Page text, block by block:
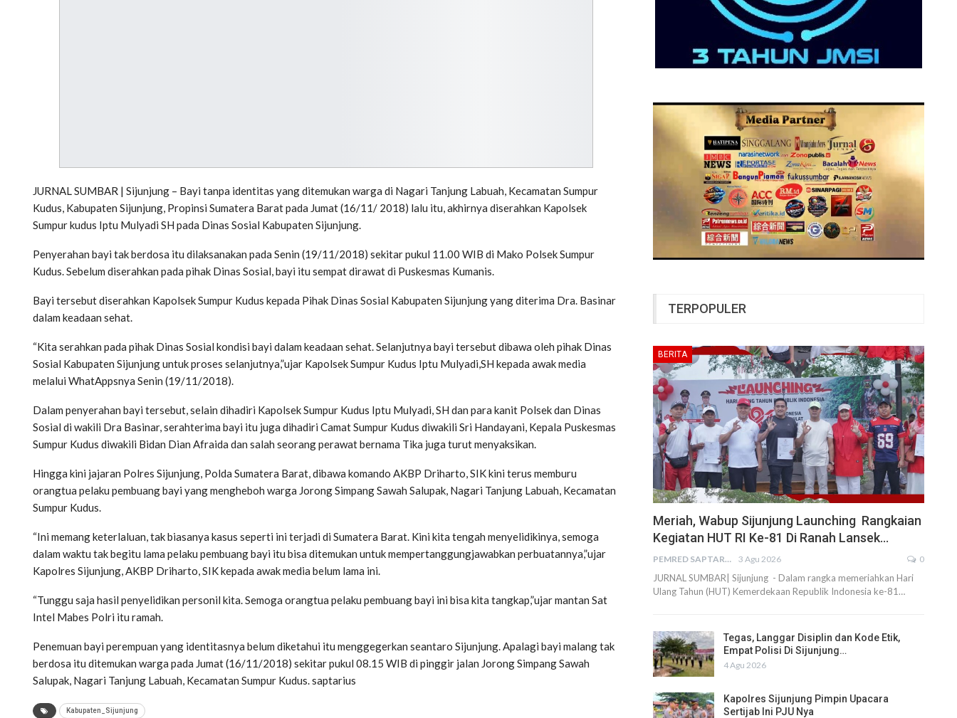
JURNAL SUMBAR | Sijunjung – Bayi tanpa identitas yang ditemukan warga di Nagari Tanjung Labuah, Kecamatan Sumpur
Kudus, Kabupaten Sijunjung, Propinsi Sumatera Barat pada Jumat (16/11/ 2018) lalu itu, akhirnya diserahkan Kapolsek
Sumpur kudus Iptu Mulyadi SH pada Dinas Sosial Kabupaten Sijunjung.
Penyerahan bayi tak berdosa itu dilaksanakan pada Senin (19/11/2018) sekitar pukul 11.00 WIB di Mako Polsek Sumpur
Kudus. Sebelum diserahkan pada pihak Dinas Sosial, bayi itu sempat dirawat di Puskesmas Kumanis.
Bayi tersebut diserahkan Kapolsek Sumpur Kudus kepada Pihak Dinas Sosial Kabupaten Sijunjung yang diterima Dra. Basinar
dalam keadaan sehat.
“Kita serahkan pada pihak Dinas Sosial kondisi bayi dalam keadaan sehat. Selanjutnya bayi tersebut dibawa oleh pihak Dinas
Sosial Kabupaten Sijunjung untuk proses selanjutnya,”ujar Kapolsek Sumpur Kudus Iptu Mulyadi,SH kepada awak media
melalui WhatAppsnya Senin (19/11/2018).
Dalam penyerahan bayi tersebut, selain dihadiri Kapolsek Sumpur Kudus Iptu Mulyadi, SH dan para kanit Polsek dan Dinas
Sosial di wakili Dra Basinar, serahterima bayi itu juga dihadiri Camat Sumpur Kudus diwakili Sri Handayani, Kepala Puskesmas
Sumpur Kudus diwakili Bidan Dian Afraida dan salah seorang perawat bernama Tika juga turut menyaksikan.
Hingga kini jajaran Polres Sijunjung, Polda Sumatera Barat, dibawa komando AKBP Driharto, SIK kini terus memburu
orangtua pelaku pembuang bayi yang mengheboh warga Jorong Simpang Sawah Salupak, Nagari Tanjung Labuah, Kecamatan
Sumpur Kudus.
“Ini memang keterlaluan, tak biasanya kasus seperti ini terjadi di Sumatera Barat. Kini kita tengah menyelidikinya, semoga
dalam waktu tak begitu lama pelaku pembuang bayi itu bisa ditemukan untuk mempertanggungjawabkan perbuatannya,”ujar
Kapolres Sijunjung, AKBP Driharto, SIK kepada awak media belum lama ini.
“Tunggu saja hasil penyelidikan personil kita. Semoga orangtua pelaku pembuang bayi ini bisa kita tangkap,”ujar mantan Sat
Intel Mabes Polri itu ramah.
Penemuan bayi perempuan yang identitasnya belum diketahui itu menggegerkan seantaro Sijunjung. Apalagi bayi malang tak
berdosa itu ditemukan warga pada Jumat (16/11/2018) sekitar pukul 08.15 WIB di pinggir jalan Jorong Simpang Sawah
Salupak, Nagari Tanjung Labuah, Kecamatan Sumpur Kudus. saptarius
Kabupaten_Sijunjung
TERPOPULER
BERITA
Meriah, Wabup Sijunjung Launching Rangkaian
Kegiatan HUT RI Ke-81 Di Ranah Lansek…
PEMRED SAPTARIUS 3 Agu 2026 0
JURNAL SUMBAR| Sijunjung - Dalam rangka memeriahkan Hari
Ulang Tahun (HUT) Kemerdekaan Republik Indonesia ke-81…
Tegas, Langgar Disiplin dan Kode Etik,
Empat Polisi Di Sijunjung…
4 Agu 2026
Kapolres Sijunjung Pimpin Upacara
Sertijab Ini PJU Nya